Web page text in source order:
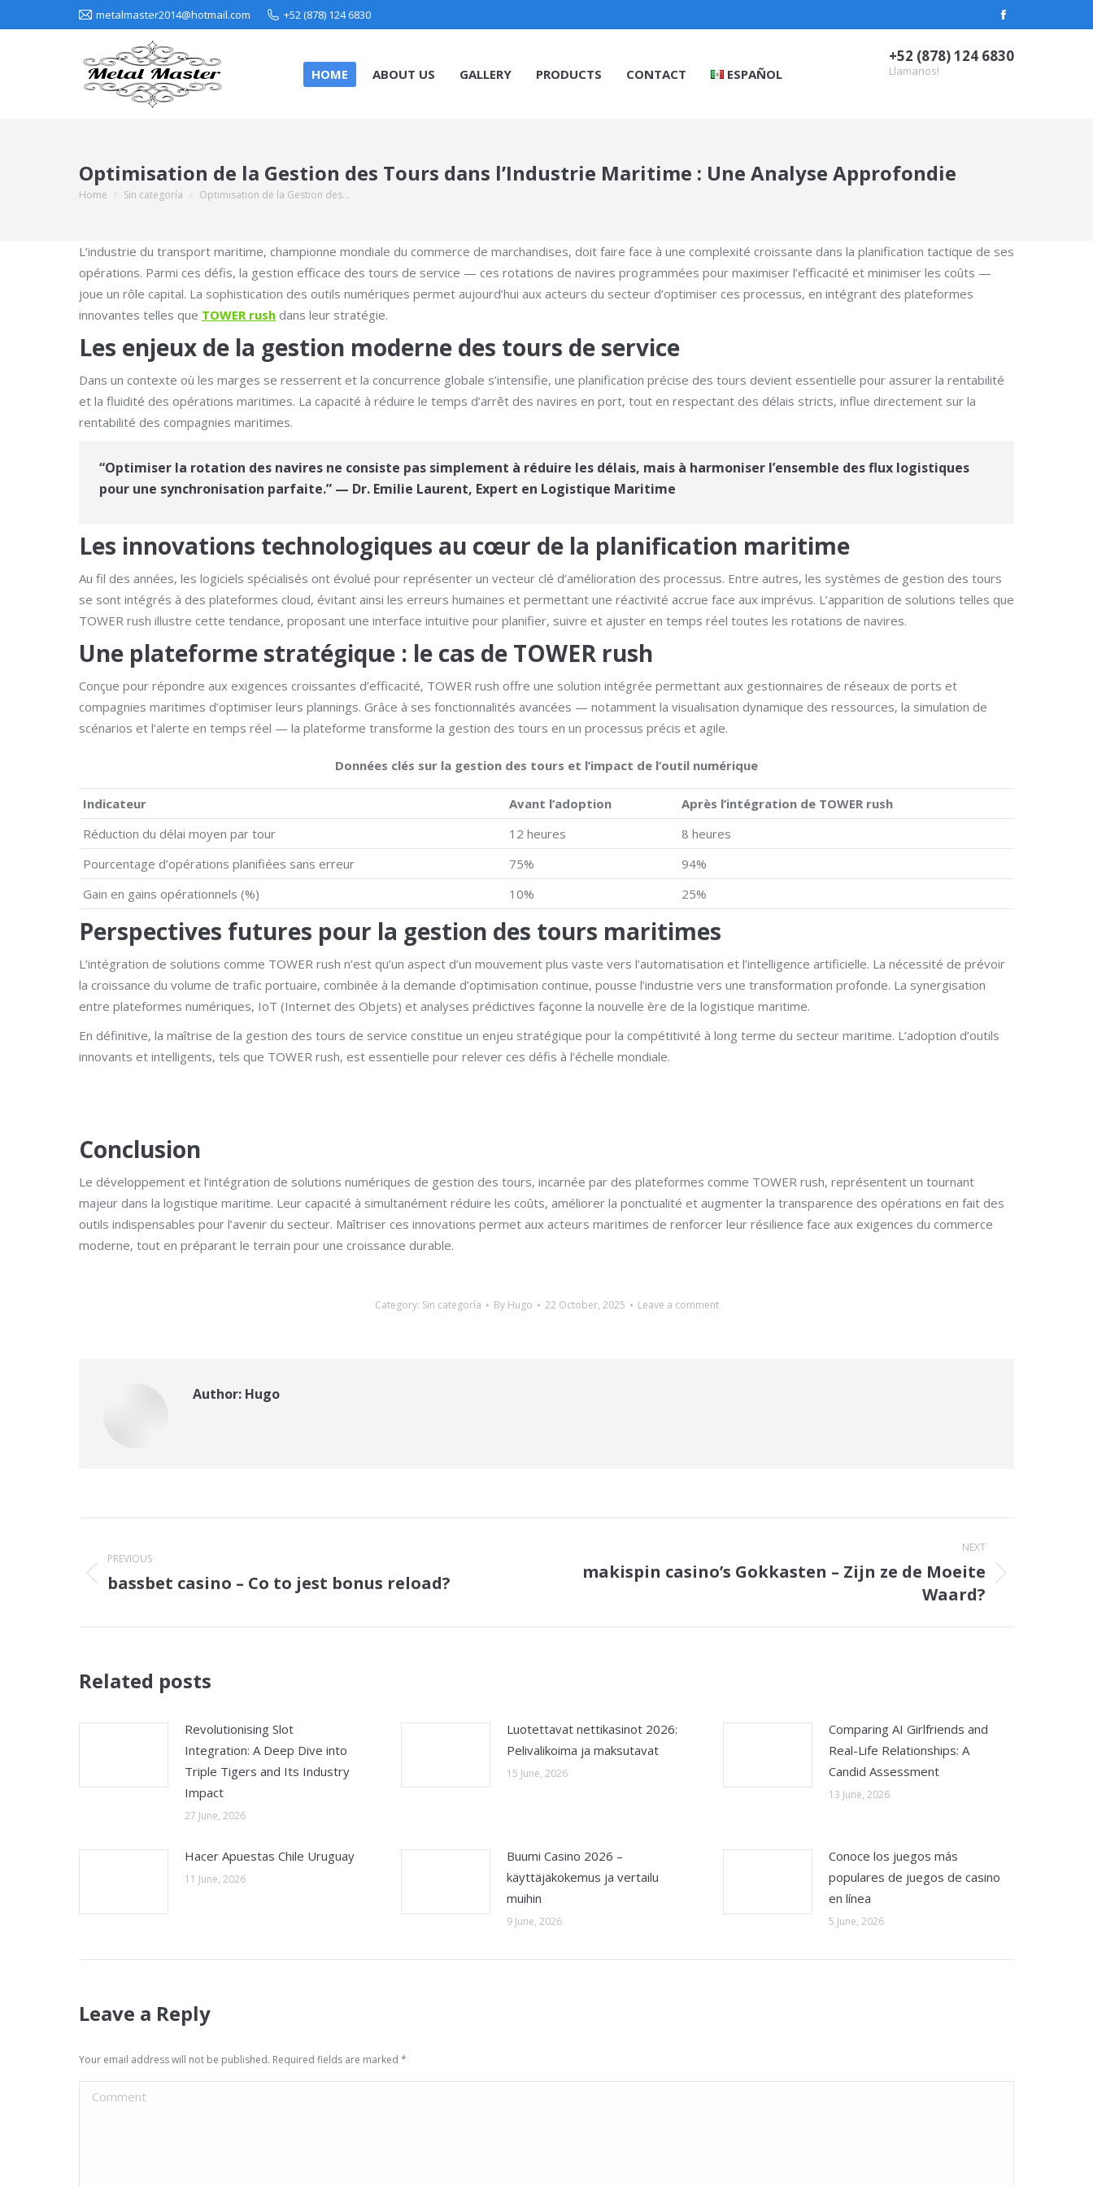
metalmaster2014@hotmail.com +52 (878) 124 6830
Facebook
opens
HOME ABOUT US GALLERY PRODUCTS CONTACT ESPAÑOL
+52 (878) 124 6830
Llamanos!
Optimisation de la Gestion des Tours dans l’Industrie Maritime : Une Analyse Approfondie
You are here:
Home Sin categoría Optimisation de la Gestion des…
L’industrie du transport maritime, championne mondiale du commerce de marchandises, doit faire face à une complexité croissante dans la planification tactique de ses
opérations. Parmi ces défis, la gestion efficace des tours de service — ces rotations de navires programmées pour maximiser l’efficacité et minimiser les coûts —
joue un rôle capital. La sophistication des outils numériques permet aujourd’hui aux acteurs du secteur d’optimiser ces processus, en intégrant des plateformes
innovantes telles que TOWER rush dans leur stratégie.
Les enjeux de la gestion moderne des tours de service
Dans un contexte où les marges se resserrent et la concurrence globale s’intensifie, une planification précise des tours devient essentielle pour assurer la rentabilité
et la fluidité des opérations maritimes. La capacité à réduire le temps d’arrêt des navires en port, tout en respectant des délais stricts, influe directement sur la
rentabilité des compagnies maritimes.
“Optimiser la rotation des navires ne consiste pas simplement à réduire les délais, mais à harmoniser l’ensemble des flux logistiques
pour une synchronisation parfaite.” — Dr. Emilie Laurent, Expert en Logistique Maritime
Les innovations technologiques au cœur de la planification maritime
Au fil des années, les logiciels spécialisés ont évolué pour représenter un vecteur clé d’amélioration des processus. Entre autres, les systèmes de gestion des tours
se sont intégrés à des plateformes cloud, évitant ainsi les erreurs humaines et permettant une réactivité accrue face aux imprévus. L’apparition de solutions telles que
TOWER rush illustre cette tendance, proposant une interface intuitive pour planifier, suivre et ajuster en temps réel toutes les rotations de navires.
Une plateforme stratégique : le cas de TOWER rush
Conçue pour répondre aux exigences croissantes d’efficacité, TOWER rush offre une solution intégrée permettant aux gestionnaires de réseaux de ports et
compagnies maritimes d’optimiser leurs plannings. Grâce à ses fonctionnalités avancées — notamment la visualisation dynamique des ressources, la simulation de
scénarios et l’alerte en temps réel — la plateforme transforme la gestion des tours en un processus précis et agile.
Données clés sur la gestion des tours et l’impact de l’outil numérique
Indicateur Avant l’adoption
Après l’intégration de TOWER rush
Réduction du délai moyen par tour
12 heures
8 heures
Pourcentage d’opérations planifiées sans erreur
75%
94%
Gain en gains opérationnels (%)
10% 25%
Perspectives futures pour la gestion des tours maritimes
L’intégration de solutions comme TOWER rush n’est qu’un aspect d’un mouvement plus vaste vers l’automatisation et l’intelligence artificielle. La nécessité de prévoir
la croissance du volume de trafic portuaire, combinée à la demande d’optimisation continue, pousse l’industrie vers une transformation profonde. La synergisation
entre plateformes numériques, IoT (Internet des Objets) et analyses prédictives façonne la nouvelle ère de la logistique maritime.
En définitive, la maîtrise de la gestion des tours de service constitue un enjeu stratégique pour la compétitivité à long terme du secteur maritime. L’adoption d’outils
innovants et intelligents, tels que TOWER rush, est essentielle pour relever ces défis à l’échelle mondiale.
Conclusion
Le développement et l’intégration de solutions numériques de gestion des tours, incarnée par des plateformes comme TOWER rush, représentent un tournant
majeur dans la logistique maritime. Leur capacité à simultanément réduire les coûts, améliorer la ponctualité et augmenter la transparence des opérations en fait des
outils indispensables pour l’avenir du secteur. Maîtriser ces innovations permet aux acteurs maritimes de renforcer leur résilience face aux exigences du commerce
moderne, tout en préparant le terrain pour une croissance durable.
Category: Sin categoría By Hugo 22 October, 2025 Leave a comment
Author: Hugo
navigation
PREVIOUS
Previous
bassbet casino – Co to jest bonus reload?
NEXT
Next
makispin casino’s Gokkasten – Zijn ze de Moeite
Waard?
Related posts
Revolutionising Slot
Integration: A Deep Dive into
Triple Tigers and Its Industry
Impact
27 June, 2026
Luotettavat nettikasinot 2026:
Pelivalikoima ja maksutavat
15 June, 2026
Comparing AI Girlfriends and
Real-Life Relationships: A
Candid Assessment
13 June, 2026
Hacer Apuestas Chile Uruguay
11 June, 2026
Buumi Casino 2026 –
käyttäjäkokemus ja vertailu
muihin
9 June, 2026
Conoce los juegos más
populares de juegos de casino
en línea
5 June, 2026
Leave a Reply
Your email address will not be published. Required fields are marked *
Comment